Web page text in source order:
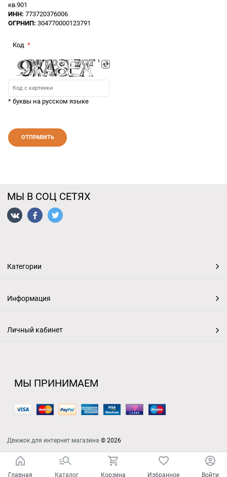
кв.901
ИНН: 773720376006
ОГРНИП: 304770000123791
Код
* буквы на русском языке
МЫ В СОЦ СЕТЯХ
Категории
Информация
Личный кабинет
МЫ ПРИНИМАЕМ
Движок для интернет магазина © 2026
Главная Каталог Корзина Избранное Войти